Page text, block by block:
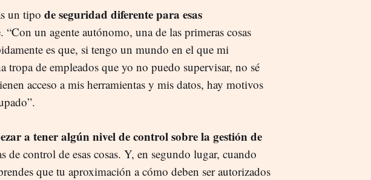
un tipo de seguridad diferente para esas
“Con un agente autónomo, una de las primeras cosas
es que, si tengo un mundo en el que mi
tropa de empleados que yo no puedo supervisar, no sé
acceso a mis herramientas y mis datos, hay motivos
a tener algún nivel de control sobre la gestión de
de control de esas cosas. Y, en segundo lugar, cuando
que tu aproximación a cómo deben ser autorizados